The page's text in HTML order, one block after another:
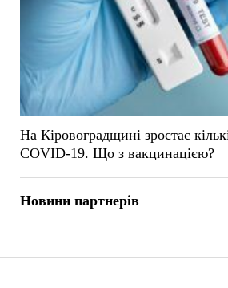
На Кіровоградщині зростає
COVID-19. Що з вакцинацією?
Новини партнерів